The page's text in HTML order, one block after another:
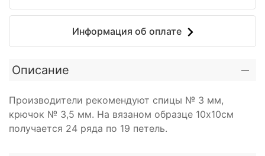
Информация об оплате
Описание
Производители рекомендуют спицы № 3 мм,
крючок № 3,5 мм. На вязаном образце 10х10см
получается 24 ряда по 19 петель.